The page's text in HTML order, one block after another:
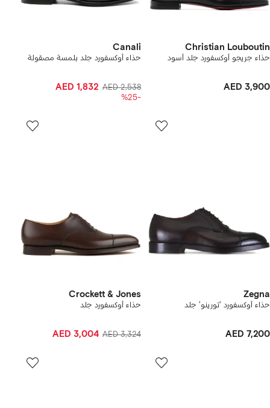
Christian Louboutin
حذاء جريجو أوكسفورد جلد أسود
AED 3,900
Canali
حذاء أوكسفورد جلد بلمسة مصقولة
AED 2,538
AED 1,832
-%25
Zegna
حذاء أوكسفورد 'تورينو' جلد
AED 7,200
Crockett & Jones
حذاء أوكسفورد جلد
AED 3,324
AED 3,004